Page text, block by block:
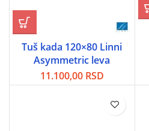
Tuš kada 120×80 Linni
Asymmetric leva
11.100,00 RSD